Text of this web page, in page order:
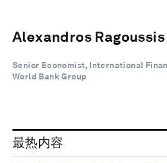
Alexandros Ragoussis
Senior Economist, International
World Bank Group
最热内容